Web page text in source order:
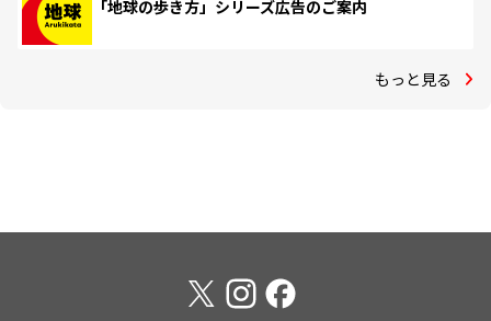
「地球の歩き方」シリーズ広告のご案内
もっと見る